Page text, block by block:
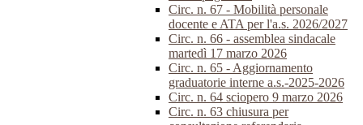
Circ. n. 67 - Mobilità personale
docente e ATA per l'a.s. 2026/2027
Circ. n. 66 - assemblea sindacale
martedì 17 marzo 2026
Circ. n. 65 - Aggiornamento
graduatorie interne a.s.-2025-2026
Circ. n. 64 sciopero 9 marzo 2026
Circ. n. 63 chiusura per